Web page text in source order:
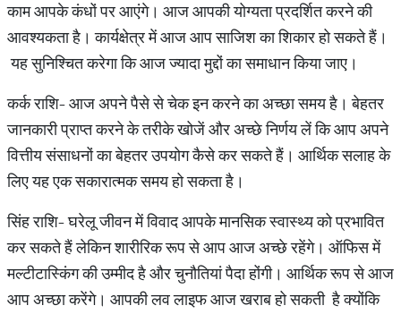
काम आपके कंधों पर आएंगे। आज आपकी योग्यता प्रदर्शित करने की
आवश्यकता है। कार्यक्षेत्र में आज आप साजिश का शिकार हो सकते हैं।
यह सुनिश्चित करेगा कि आज ज्यादा मुद्दों का समाधान किया जाए।
कर्क राशि- आज अपने पैसे से चेक इन करने का अच्छा समय है। बेहतर
जानकारी प्राप्त करने के तरीके खोजें और अच्छे निर्णय लें कि आप अपने
वित्तीय संसाधनों का बेहतर उपयोग कैसे कर सकते हैं। आर्थिक सलाह के
लिए यह एक सकारात्मक समय हो सकता है।
सिंह राशि- घरेलू जीवन में विवाद आपके मानसिक स्वास्थ्य को प्रभावित
कर सकते हैं लेकिन शारीरिक रूप से आप आज अच्छे रहेंगे। ऑफिस में
मल्टीटास्किंग की उम्मीद है और चुनौतियां पैदा होंगी। आर्थिक रूप से आज
आप अच्छा करेंगे। आपकी लव लाइफ आज खराब हो सकती है क्योंकि